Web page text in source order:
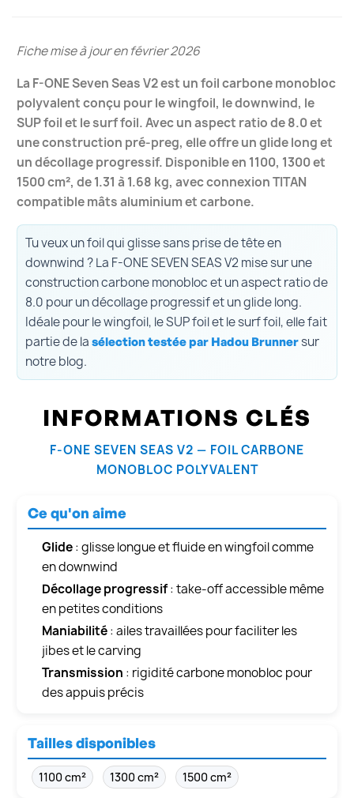
Fiche mise à jour en février 2026
La F-ONE Seven Seas V2 est un foil carbone monobloc
polyvalent conçu pour le wingfoil, le downwind, le
SUP foil et le surf foil. Avec un aspect ratio de 8.0 et
une construction pré-preg, elle offre un glide long et
un décollage progressif. Disponible en 1100, 1300 et
1500 cm², de 1.31 à 1.68 kg, avec connexion TITAN
compatible mâts aluminium et carbone.
Tu veux un foil qui glisse sans prise de tête en
downwind ? La F-ONE SEVEN SEAS V2 mise sur une
construction carbone monobloc et un aspect ratio de
8.0 pour un décollage progressif et un glide long.
Idéale pour le wingfoil, le SUP foil et le surf foil, elle fait
partie de la sélection testée par Hadou Brunnersur
notre blog.
INFORMATIONS CLÉS
F-ONE SEVEN SEAS V2 — FOIL CARBONE
MONOBLOC POLYVALENT
Ce qu'on aime
Glide: glisse longue et fluide en wingfoil comme
en downwind
Décollage progressif: take-off accessible même
en petites conditions
Maniabilité: ailes travaillées pour faciliter les
jibes et le carving
Transmission : rigidité carbone monobloc pour
des appuis précis
Tailles disponibles
1100 cm² 1300 cm² 1500 cm²